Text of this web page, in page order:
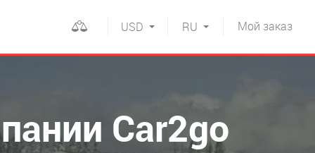
Мой заказ
RU
USD
Car2go